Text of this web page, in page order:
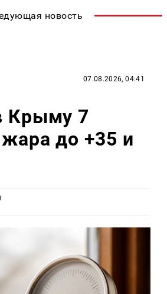
новость
07.08.2026, 04:41
Крыму 7
жара до +35 и